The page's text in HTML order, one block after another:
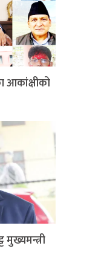
आकांक्षीको
मुख्यमन्त्री